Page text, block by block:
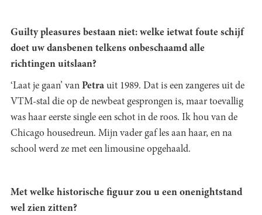
Guilty pleasures bestaan niet: welke ietwat foute schijf
doet uw dansbenen telkens onbeschaamd alle
richtingen uitslaan?
‘Laat je gaan’ van Petra uit 1989. Dat is een zangeres uit de
VTM-stal die op de newbeat gesprongen is, maar toevallig
was haar eerste single een schot in de roos. Ik hou van de
Chicago housedreun. Mijn vader gaf les aan haar, en na
school werd ze met een limousine opgehaald.
Met welke historische figuur zou u een onenightstand
wel zien zitten?